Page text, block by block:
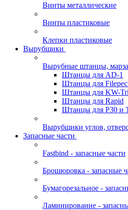
Винты металлические
Винты пластиковые
Клепки пластиковые
Вырубщики
Вырубные штанцы,
Штанцы для AD-1
Штанцы для
Штанцы для KW-
Штанцы для Rapid
Штанцы для Р30 и
Вырубщики углов,
Запасные части
Fastbind - запасные части
Брошюровка - запасные
Бумагорезальное -
Ламинирование -